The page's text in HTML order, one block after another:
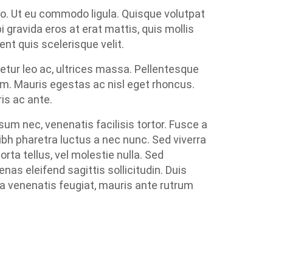
Ut eu commodo ligula. Quisque volutpat
gravida eros at erat mattis, quis mollis
quis scelerisque velit.
leo ac, ultrices massa. Pellentesque
Mauris egestas ac nisl eget rhoncus.
ac ante.
nec, venenatis facilisis tortor. Fusce a
pharetra luctus a nec nunc. Sed viverra
tellus, vel molestie nulla. Sed
eleifend sagittis sollicitudin. Duis
venenatis feugiat, mauris ante rutrum